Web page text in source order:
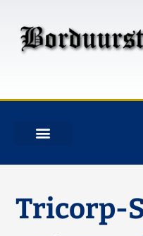
Tricorp-